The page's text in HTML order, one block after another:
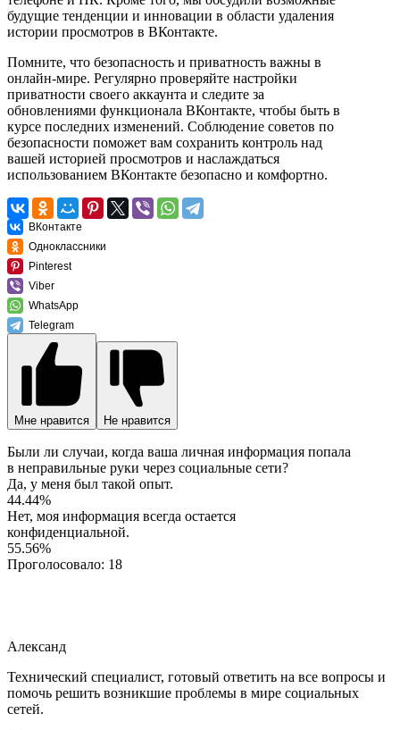
будущие тенденции и инновации в области удаления
истории просмотров в ВКонтакте.
Помните, что безопасность и приватность важны в
онлайн-мире. Регулярно проверяйте настройки
приватности своего аккаунта и следите за
обновлениями функционала ВКонтакте, чтобы быть в
курсе последних изменений. Соблюдение советов по
безопасности поможет вам сохранить контроль над
вашей историей просмотров и наслаждаться
использованием ВКонтакте безопасно и комфортно.
ВКонтакте
Одноклассники
Pinterest
Viber
WhatsApp
Telegram
Мне нравится Не нравится
Были ли случаи, когда ваша личная информация попала
в неправильные руки через социальные сети?
Да, у меня был такой опыт.
44.44%
Нет, моя информация всегда остается
конфиденциальной.
55.56%
Проголосовало: 18
Александ
Технический специалист, готовый ответить на все вопросы и
помочь решить возникшие проблемы в мире социальных
сетей.